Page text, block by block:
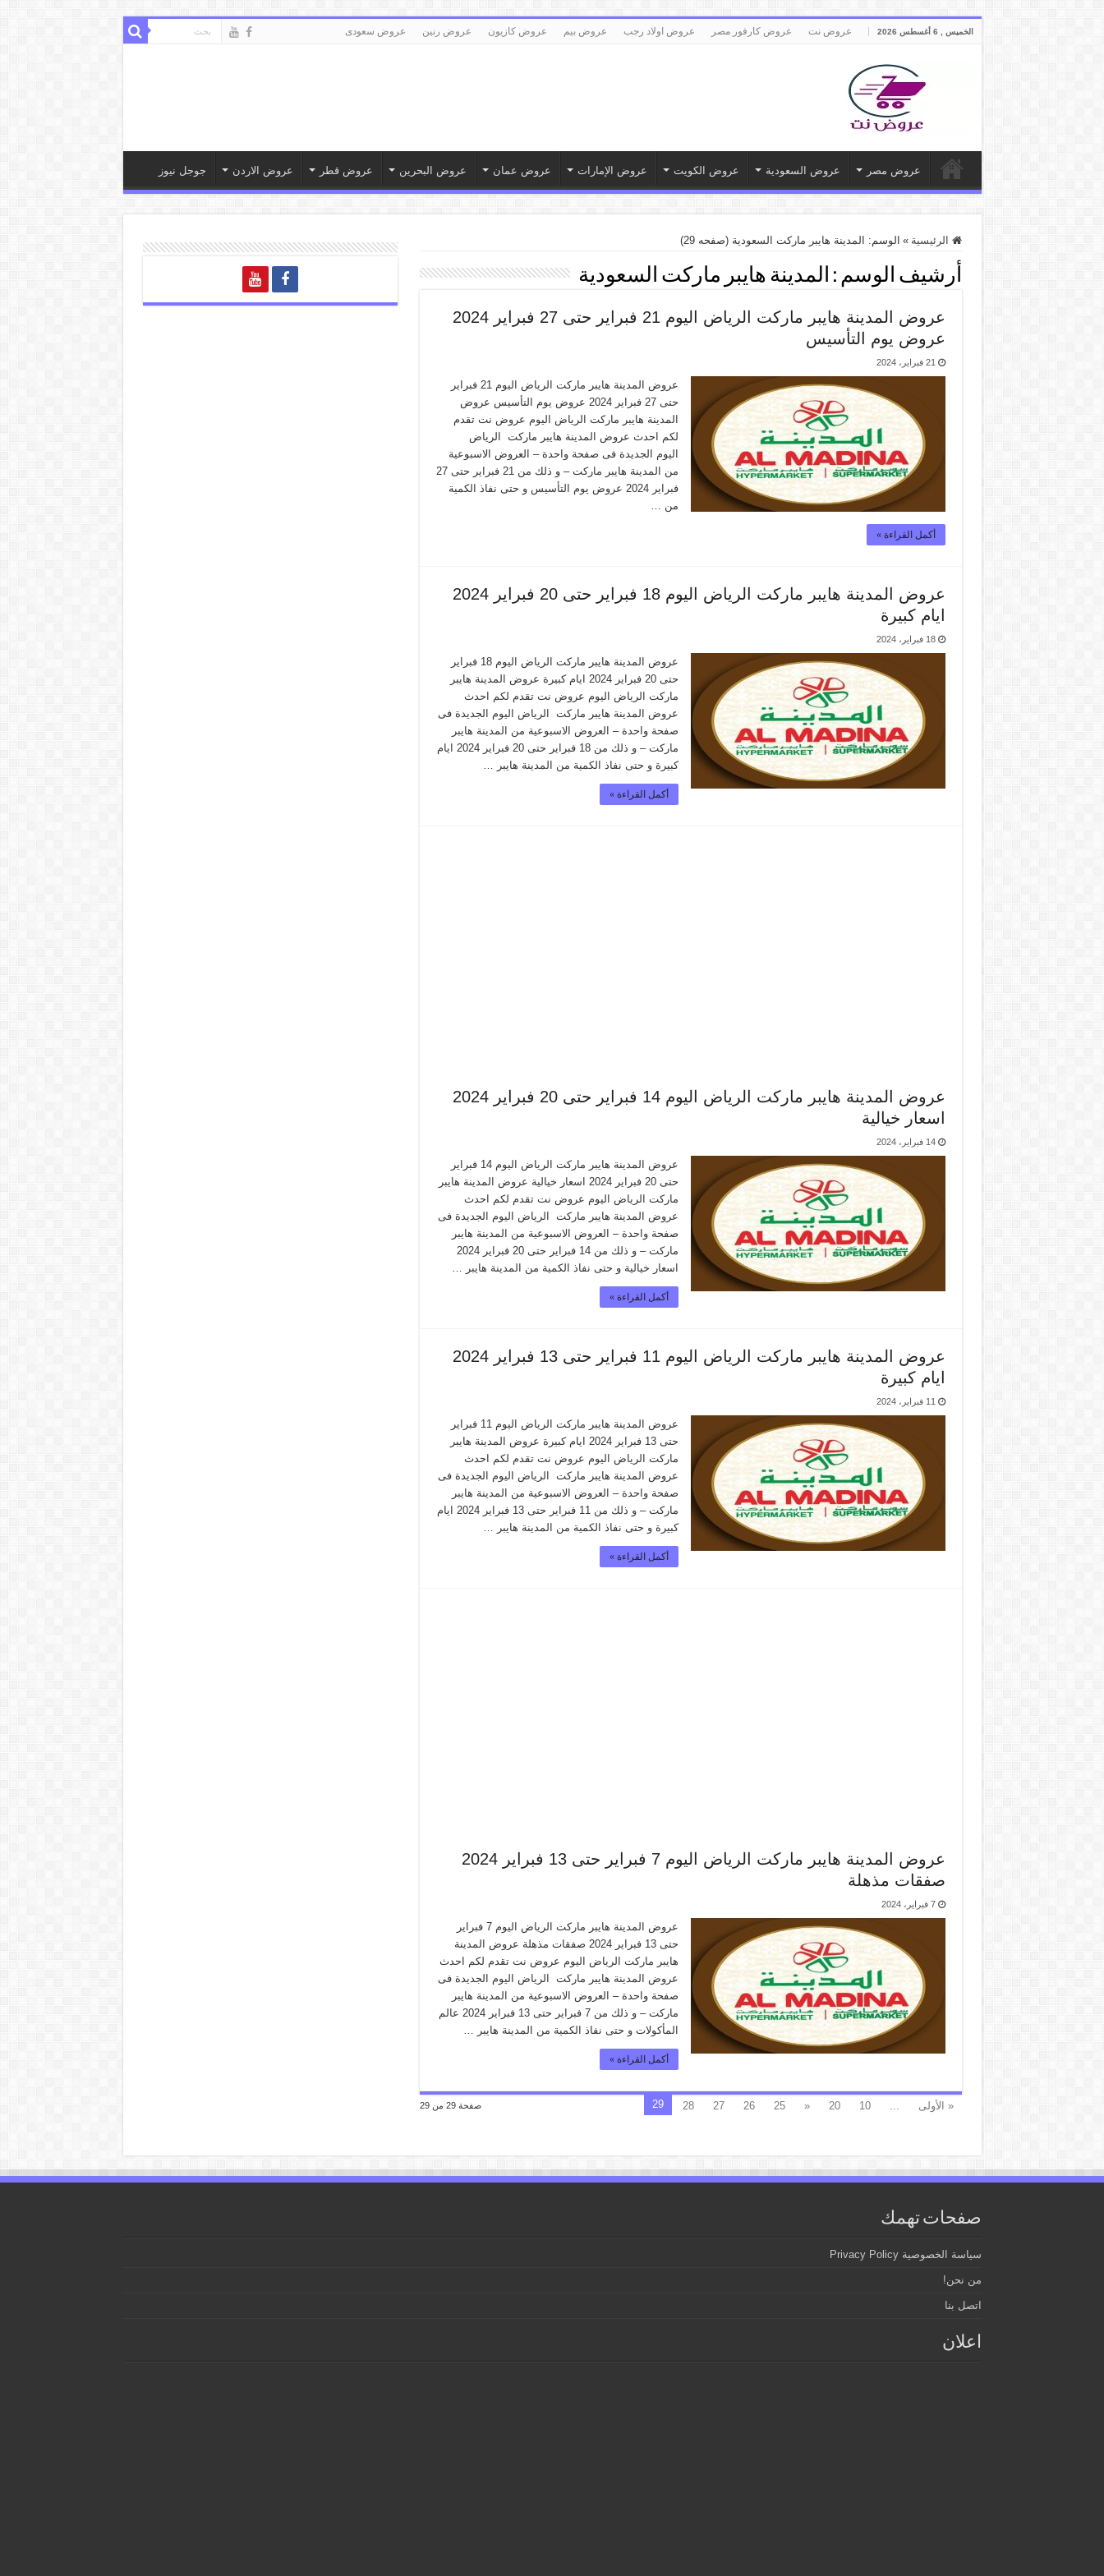
الخميس , 6 أغسطس 2026 عروض نت عروض كارفور مصر عروض اولاد رجب عروض بيم عروض كازيون عروض رنين عروض سعودى
عروض مصر عروض السعودية عروض الكويت عروض الإمارات عروض عمان عروض البحرين عروض قطر عروض الاردن جوجل نيوز
الرئيسية » الوسم: المدينة هايبر ماركت السعودية (صفحه 29)
أرشيف الوسم : المدينة هايبر ماركت السعودية
عروض المدينة هايبر ماركت الرياض اليوم 21 فبراير حتى 27 فبراير 2024
عروض يوم التأسيس
21 فبراير، 2024
عروض المدينة هايبر ماركت الرياض اليوم 21 فبراير
حتى 27 فبراير 2024 عروض يوم التأسيس عروض
المدينة هايبر ماركت الرياض اليوم عروض نت تقدم
لكم احدث عروض المدينة هايبر ماركت الرياض
اليوم الجديدة فى صفحة واحدة – العروض الاسبوعية
من المدينة هايبر ماركت – و ذلك من 21 فبراير حتى 27
فبراير 2024 عروض يوم التأسيس و حتى نفاذ الكمية
من …
أكمل القراءة »
عروض المدينة هايبر ماركت الرياض اليوم 18 فبراير حتى 20 فبراير 2024
ايام كبيرة
18 فبراير، 2024
عروض المدينة هايبر ماركت الرياض اليوم 18 فبراير
حتى 20 فبراير 2024 ايام كبيرة عروض المدينة هايبر
ماركت الرياض اليوم عروض نت تقدم لكم احدث
عروض المدينة هايبر ماركت الرياض اليوم الجديدة فى
صفحة واحدة – العروض الاسبوعية من المدينة هايبر
ماركت – و ذلك من 18 فبراير حتى 20 فبراير 2024 ايام
كبيرة و حتى نفاذ الكمية من المدينة هايبر …
أكمل القراءة »
عروض المدينة هايبر ماركت الرياض اليوم 14 فبراير حتى 20 فبراير 2024
اسعار خيالية
14 فبراير، 2024
عروض المدينة هايبر ماركت الرياض اليوم 14 فبراير
حتى 20 فبراير 2024 اسعار خيالية عروض المدينة هايبر
ماركت الرياض اليوم عروض نت تقدم لكم احدث
عروض المدينة هايبر ماركت الرياض اليوم الجديدة فى
صفحة واحدة – العروض الاسبوعية من المدينة هايبر
ماركت – و ذلك من 14 فبراير حتى 20 فبراير 2024
اسعار خيالية و حتى نفاذ الكمية من المدينة هايبر …
أكمل القراءة »
عروض المدينة هايبر ماركت الرياض اليوم 11 فبراير حتى 13 فبراير 2024
ايام كبيرة
11 فبراير، 2024
عروض المدينة هايبر ماركت الرياض اليوم 11 فبراير
حتى 13 فبراير 2024 ايام كبيرة عروض المدينة هايبر
ماركت الرياض اليوم عروض نت تقدم لكم احدث
عروض المدينة هايبر ماركت الرياض اليوم الجديدة فى
صفحة واحدة – العروض الاسبوعية من المدينة هايبر
ماركت – و ذلك من 11 فبراير حتى 13 فبراير 2024 ايام
كبيرة و حتى نفاذ الكمية من المدينة هايبر …
أكمل القراءة »
عروض المدينة هايبر ماركت الرياض اليوم 7 فبراير حتى 13 فبراير 2024
صفقات مذهلة
7 فبراير، 2024
عروض المدينة هايبر ماركت الرياض اليوم 7 فبراير
حتى 13 فبراير 2024 صفقات مذهلة عروض المدينة
هايبر ماركت الرياض اليوم عروض نت تقدم لكم احدث
عروض المدينة هايبر ماركت الرياض اليوم الجديدة فى
صفحة واحدة – العروض الاسبوعية من المدينة هايبر
ماركت – و ذلك من 7 فبراير حتى 13 فبراير 2024 عالم
المأكولات و حتى نفاذ الكمية من المدينة هايبر …
أكمل القراءة »
صفحة 29 من 29 « الأولى ...
10
20
«
25
26
27
28
29
صفحات تهمك
سياسة الخصوصية Privacy Policy
من نحن!
اتصل بنا
اعلان